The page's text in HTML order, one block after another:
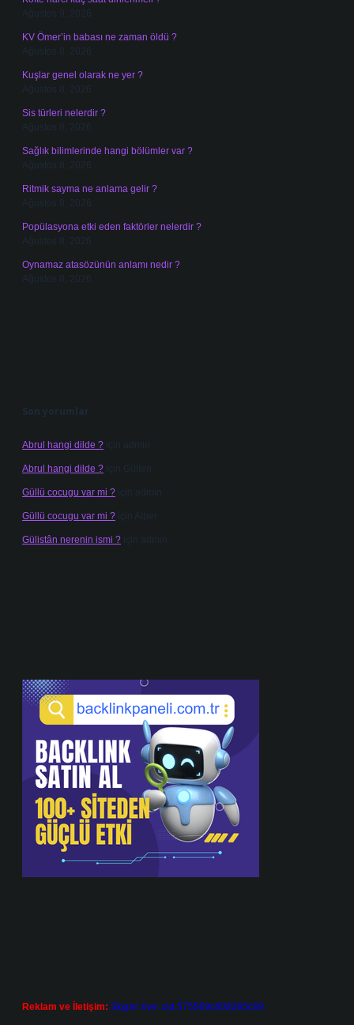
Ağustos 9, 2026
KV Ömer’in babası ne zaman öldü ?
Ağustos 8, 2026
Kuşlar genel olarak ne yer ?
Ağustos 8, 2026
Sis türleri nelerdir ?
Ağustos 8, 2026
Sağlık bilimlerinde hangi bölümler var ?
Ağustos 8, 2026
Ritmik sayma ne anlama gelir ?
Ağustos 8, 2026
Popülasyona etki eden faktörler nelerdir ?
Ağustos 8, 2026
Oynamaz atasözünün anlamı nedir ?
Ağustos 8, 2026
Son yorumlar
Abrul hangi dilde ? için admin
Abrul hangi dilde ? için Gülten
Güllü cocugu var mi ? için admin
Güllü cocugu var mi ? için Alper
Gülistân nerenin ismi ? için admin
Reklam ve İletişim: Skype: live:.cid.575569c608265c69